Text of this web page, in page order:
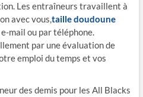
Les entraîneurs travaillent à
avec vous,taille doudoune
mail ou par téléphone.
par une évaluation de
emploi du temps et vos
des demis pour les All Blacks